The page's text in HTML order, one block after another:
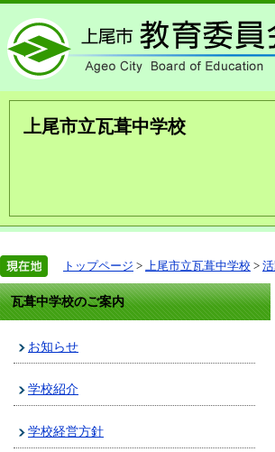
上尾市立瓦葺中学校
トップページ > 上尾市立瓦葺中学校 >
瓦葺中学校のご案内
お知らせ
学校紹介
学校経営方針